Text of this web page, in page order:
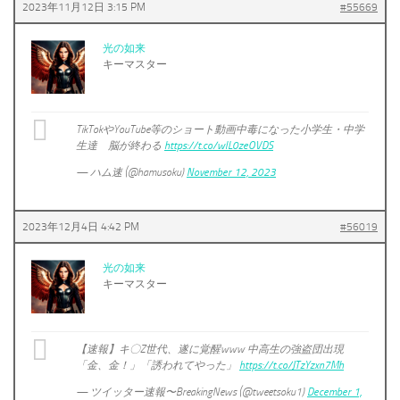
2023年11月12日 3:15 PM #55669
光の如来
キーマスター
TikTokやYouTube等のショート動画中毒になった小学生・中学
生達 脳が終わる https://t.co/wlL0zeOVDS
— ハム速 (@hamusoku) November 12, 2023
2023年12月4日 4:42 PM #56019
光の如来
キーマスター
【速報】キ〇Z世代、遂に覚醒www 中高生の強盗団出現
「金、金！」「誘われてやった」 https://t.co/JTzYzxn7Mh
— ツイッター速報〜BreakingNews (@tweetsoku1) December 1,